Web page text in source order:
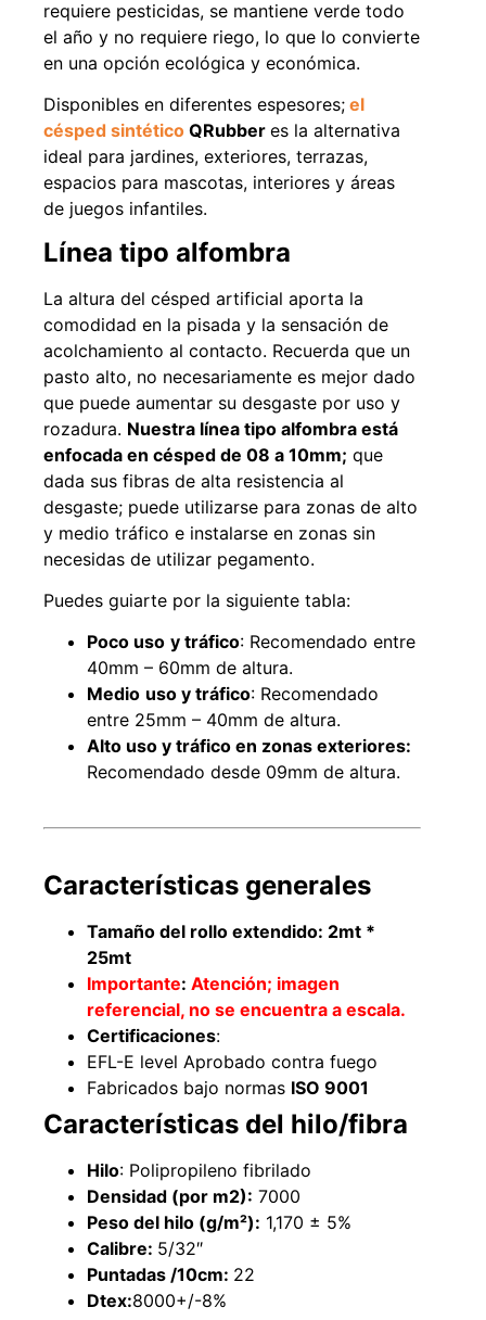
requiere pesticidas, se mantiene verde todo
el año y no requiere riego, lo que lo convierte
en una opción ecológica y económica.
Disponibles en diferentes espesores; el
césped sintético QRubber es la alternativa
ideal para jardines, exteriores, terrazas,
espacios para mascotas, interiores y áreas
de juegos infantiles.
Línea tipo alfombra
La altura del césped artificial aporta la
comodidad en la pisada y la sensación de
acolchamiento al contacto. Recuerda que un
pasto alto, no necesariamente es mejor dado
que puede aumentar su desgaste por uso y
rozadura. Nuestra línea tipo alfombra está
enfocada en césped de 08 a 10mm; que
dada sus fibras de alta resistencia al
desgaste; puede utilizarse para zonas de alto
y medio tráfico e instalarse en zonas sin
necesidas de utilizar pegamento.
Puedes guiarte por la siguiente tabla:
Poco uso y tráfico: Recomendado entre
40mm – 60mm de altura.
Medio uso y tráfico: Recomendado
entre 25mm – 40mm de altura.
Alto uso y tráfico en zonas exteriores:
Recomendado desde 09mm de altura.
Características generales
Tamaño del rollo extendido: 2mt *
25mt
Importante: Atención; imagen
referencial, no se encuentra a escala.
Certificaciones:
EFL-E level Aprobado contra fuego
Fabricados bajo normas ISO 9001
Características del hilo/fibra
Hilo: Polipropileno fibrilado
Densidad (por m2): 7000
Peso del hilo (g/m²): 1,170 ± 5%
Calibre: 5/32″
Puntadas /10cm: 22
Dtex:8000+/-8%
49%
Pasto sintético ornamental
Importado USA: Summer
densidad 35mm Rollo
4,57*30,48mts
$ 2.002.243
$1.021.490
Leer más
Empaquetadura 1/4" 6.4mm
hypalon sin tela 3 MPA
$ 1.192.666 $930.490
Agregar al carrito
Empaquetadura 3/16"
4.8mm neopreno con 1 tela
$803.797
Agregar al carrito
Explora más productos